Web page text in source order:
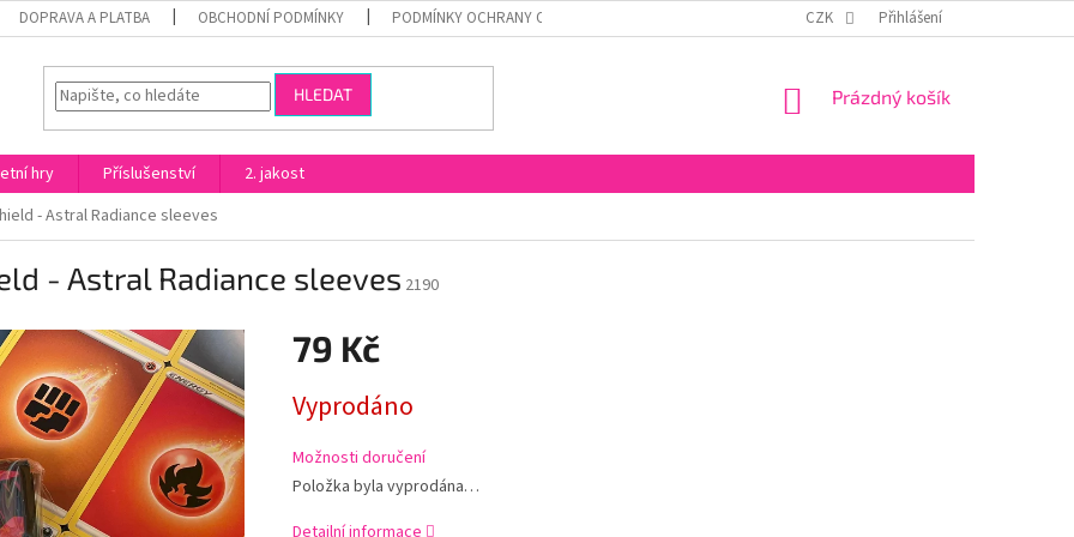
DOPRAVA A PLATBA OBCHODNÍ PODMÍNKY PODMÍNKY OCHRANY OSOBNÍCH ÚDAJŮ ODSTOUPENÍ OD SMLOUVY
CZK Přihlášení
HLEDAT
NÁKUPNÍ
Prázdný košík
hry Příslušenství
2. jakost
- Astral Radiance sleeves
- Astral Radiance sleeves 2190
79 Kč
cena:
Vyprodáno
Možnosti doručení
Položka byla vyprodána…